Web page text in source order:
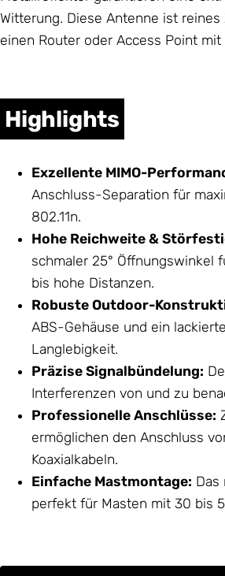
Witterung. Diese Antenne ist reines
einen Router oder Access Point
Highlights
Exzellente MIMO-
Anschluss-Separation für
802.11n.
Hohe Reichweite &
schmaler 25° Öffnungswinkel
bis hohe Distanzen.
Robuste Outdoor-
ABS-Gehäuse und ein
Langlebigkeit.
Präzise Signalbündelung:
Interferenzen von und zu
Professionelle Anschlüsse:
ermöglichen den Anschluss
Koaxialkabeln.
Einfache Mastmontage: Das
perfekt für Masten mit 30 bis